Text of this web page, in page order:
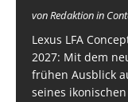
von Redaktion in
Lexus LFA
2027: Mit dem
frühen Ausblick
seines